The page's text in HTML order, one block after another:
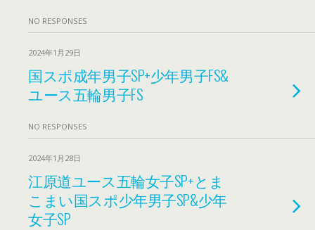
NO RESPONSES
2024年1月29日
国スポ成年男子SP+少年男子FS&
ユース五輪男子FS
NO RESPONSES
2024年1月28日
江原道ユース五輪女子SP+とま
こまい国スポ少年男子SP&少年
女子SP